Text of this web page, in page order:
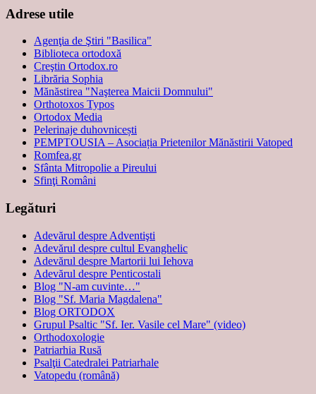
Adrese utile
Agenţia de Ştiri "Basilica"
Biblioteca ortodoxă
Creştin Ortodox.ro
Librăria Sophia
Mănăstirea "Naşterea Maicii Domnului"
Orthotoxos Typos
Ortodox Media
Pelerinaje duhovnicești
PEMPTOUSIA – Asociația Prietenilor Mănăstirii Vatoped
Romfea.gr
Sfânta Mitropolie a Pireului
Sfinţi Români
Legături
Adevărul despre Adventişti
Adevărul despre cultul Evanghelic
Adevărul despre Martorii lui Iehova
Adevărul despre Penticostali
Blog "N-am cuvinte…"
Blog "Sf. Maria Magdalena"
Blog ORTODOX
Grupul Psaltic "Sf. Ier. Vasile cel Mare" (video)
Orthodoxologie
Patriarhia Rusă
Psalţii Catedralei Patriarhale
Vatopedu (română)